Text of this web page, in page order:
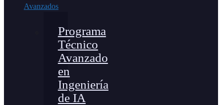
Avanzados
Programa
Técnico
Avanzado
en
Ingeniería
de IA